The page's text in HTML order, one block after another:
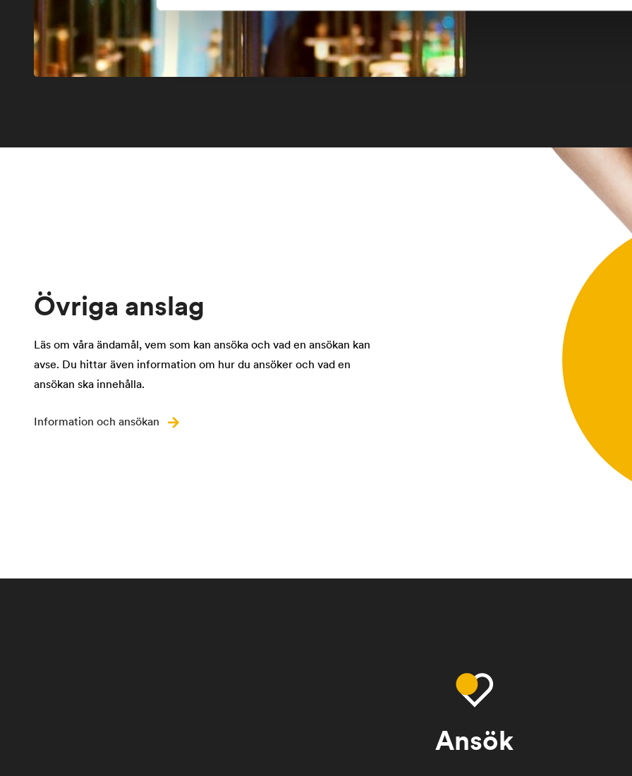
Övriga anslag
Läs om våra ändamål, vem som kan ansöka och vad en ansökan kan
avse. Du hittar även information om hur du ansöker och vad en
ansökan ska innehålla.
Information och ansökan
Ansök